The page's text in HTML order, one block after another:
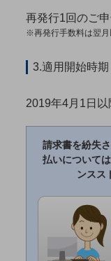
小売業
モバイルTOP
おすすめの機種、料金やサ
製品TOP
ビジネス向けスマートフ
タフネススマートフォン
5G対応ホームルーター
再発行1回のご
※再発行手数料は翌
3.適用開始時期
2019年4月1日以
請求書を紛失
払いについては
ンスス